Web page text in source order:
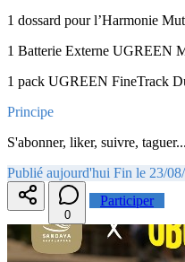
1 dossard pour l’Harmonie
1 Batterie Externe UGREEN
1 pack UGREEN FineTrack
Principe
S'abonner, liker, suivre, taguer...
Publié aujourd'hui Fin le 23/
0
Participer